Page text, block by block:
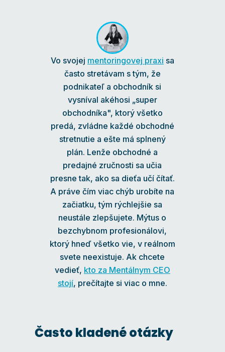
Vo svojej mentoringovej praxi sa
často stretávam s tým, že
podnikateľ a obchodník si
vysníval akéhosi „super
obchodníka", ktorý všetko
predá, zvládne každé obchodné
stretnutie a ešte má splnený
plán. Lenže obchodné a
predajné zručnosti sa učia
presne tak, ako sa dieťa učí čítať.
A práve čím viac chýb urobíte na
začiatku, tým rýchlejšie sa
neustále zlepšujete. Mýtus o
bezchybnom profesionálovi,
ktorý hneď všetko vie, v reálnom
svete neexistuje. Ak chcete
vedieť, kto za Mentálnym CEO
stojí, prečítajte si viac o mne.
Často kladené otázky